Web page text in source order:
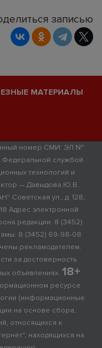
записью
МАТЕРИАЛЫ
номер СМИ: ЭЛ №
Федеральной службой
технологий и
— Давыдова Ю.В.
Советская ул., д. 128,
Адрес электронной
редакции: 8 (3452)
8 (3452) 69-98-08
рекламодателем.
за достоверность
объявлениях. 18+
ресурсе
(информационные
на основе сбора,
относящихся к
находящихся на